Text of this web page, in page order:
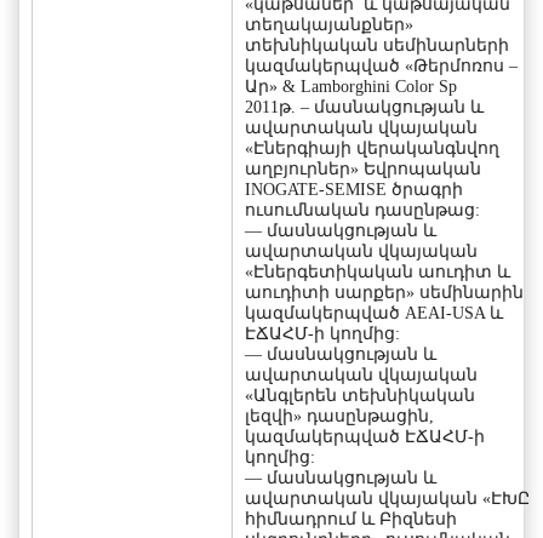
«կաթսաներ և կաթսայական
տեղակայանքներ»
տեխնիկական սեմինարների
կազմակերպված «Թերմոռոս –
Ար» & Lamborghini Color Sp
2011թ. – մասնակցության և
ավարտական վկայական
«Էներգիայի վերականգնվող
աղբյուրներ» Եվրոպական
INOGATE-SEMISE ծրագրի
ուսումնական դասընթաց:
— մասնակցության և
ավարտական վկայական
«Էներգետիկական աուդիտ և
աուդիտի սարքեր» սեմինարին
կազմակերպված AEAI-USA և
ԷՃԱՀՄ-ի կողմից:
— մասնակցության և
ավարտական վկայական
«Անգլերեն տեխնիկական
լեզվի» դասընթացին,
կազմակերպված ԷՃԱՀՄ-ի
կողմից:
— մասնակցության և
ավարտական վկայական «ԷԽԸ
հիմնադրում և Բիզնեսի